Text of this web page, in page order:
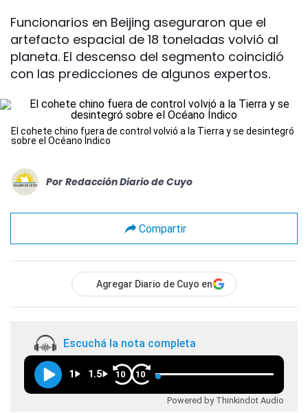
Funcionarios en Beijing aseguraron que el
artefacto espacial de 18 toneladas volvió al
planeta. El descenso del segmento coincidió
con las predicciones de algunos expertos.
El cohete chino fuera de control volvió a la Tierra y se desintegró
sobre el Océano Índico
Por Redacción Diario de Cuyo
Compartir
Agregar Diario de Cuyo en
Escuchá la nota completa
1 1.5 10 10
Powered by Thinkindot Audio